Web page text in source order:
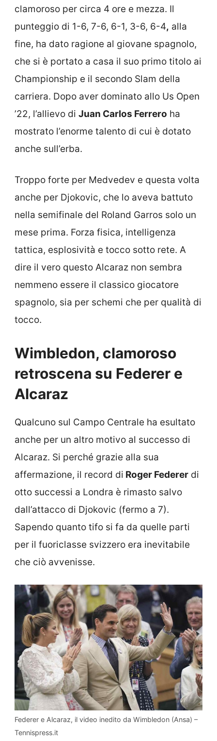
clamoroso per circa 4 ore e mezza. Il
punteggio di 1-6, 7-6, 6-1, 3-6, 6-4, alla
fine, ha dato ragione al giovane spagnolo,
che si è portato a casa il suo primo titolo ai
Championship e il secondo Slam della
carriera. Dopo aver dominato allo Us Open
’22, l’allievo di Juan Carlos Ferrero ha
mostrato l’enorme talento di cui è dotato
anche sull’erba.
Troppo forte per Medvedev e questa volta
anche per Djokovic, che lo aveva battuto
nella semifinale del Roland Garros solo un
mese prima. Forza fisica, intelligenza
tattica, esplosività e tocco sotto rete. A
dire il vero questo Alcaraz non sembra
nemmeno essere il classico giocatore
spagnolo, sia per schemi che per qualità di
tocco.
Wimbledon, clamoroso
retroscena su Federer e
Alcaraz
Qualcuno sul Campo Centrale ha esultato
anche per un altro motivo al successo di
Alcaraz. Si perché grazie alla sua
affermazione, il record di Roger Federer di
otto successi a Londra è rimasto salvo
dall’attacco di Djokovic (fermo a 7).
Sapendo quanto tifo si fa da quelle parti
per il fuoriclasse svizzero era inevitabile
che ciò avvenisse.
Federer e Alcaraz, il video inedito da Wimbledon (Ansa) –
Tennispress.it